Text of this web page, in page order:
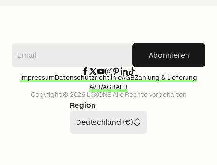
Abonnieren
Region
Deutschland (€)
Copyright © 2026LOXONEAlle Rechte vorbehalten
ImpressumDatenschutzrichtlinieAGBZahlung & Lieferung
AVB/AGBAEB